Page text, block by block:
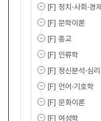
[F] 정치·사회·경제
[F] 문학이론
[F] 종교
[F] 인류학
[F] 정신분석·심리
[F] 언어·기호학
[F] 문화이론
[F] 여성학